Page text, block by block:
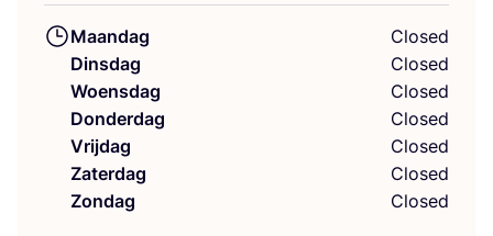
Maandag
Closed
Dinsdag
Closed
Woensdag
Closed
Donderdag
Closed
Vrijdag
Closed
Zaterdag
Closed
Zondag
Closed